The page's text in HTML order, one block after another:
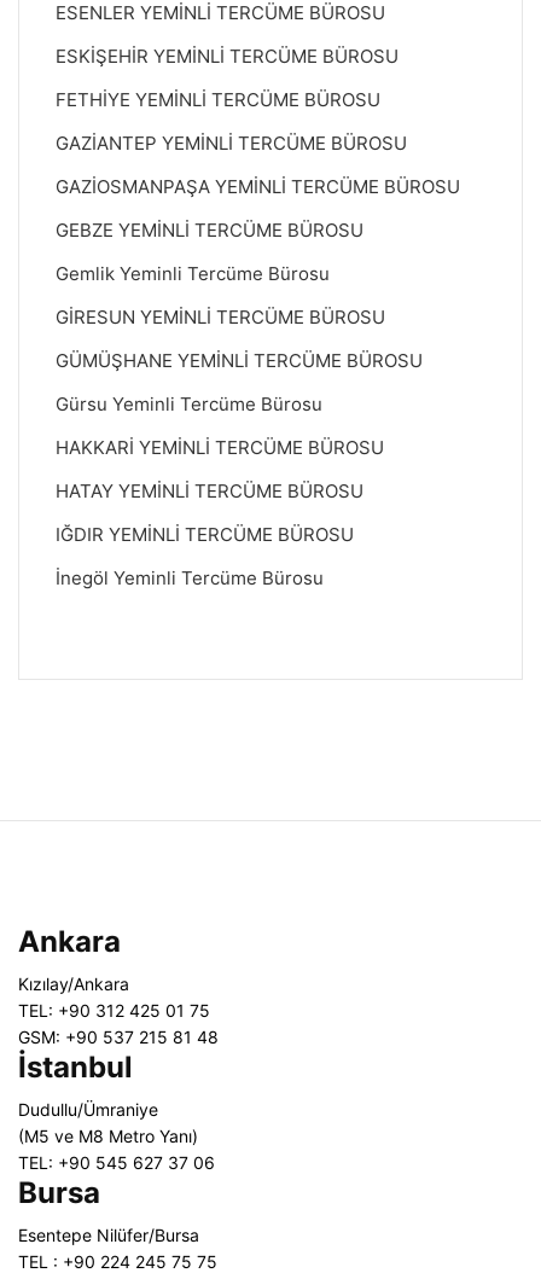
ESENLER YEMİNLİ TERCÜME BÜROSU
ESKİŞEHİR YEMİNLİ TERCÜME BÜROSU
FETHİYE YEMİNLİ TERCÜME BÜROSU
GAZİANTEP YEMİNLİ TERCÜME BÜROSU
GAZİOSMANPAŞA YEMİNLİ TERCÜME BÜROSU
GEBZE YEMİNLİ TERCÜME BÜROSU
Gemlik Yeminli Tercüme Bürosu
GİRESUN YEMİNLİ TERCÜME BÜROSU
GÜMÜŞHANE YEMİNLİ TERCÜME BÜROSU
Gürsu Yeminli Tercüme Bürosu
HAKKARİ YEMİNLİ TERCÜME BÜROSU
HATAY YEMİNLİ TERCÜME BÜROSU
IĞDIR YEMİNLİ TERCÜME BÜROSU
İnegöl Yeminli Tercüme Bürosu
Ankara
Kızılay/Ankara
TEL: +90 312 425 01 75
GSM: +90 537 215 81 48
İstanbul
Dudullu/Ümraniye
(M5 ve M8 Metro Yanı)
TEL: +90 545 627 37 06
Bursa
Esentepe Nilüfer/Bursa
TEL : +90 224 245 75 75